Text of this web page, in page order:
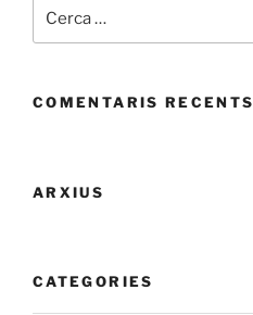
COMENTARIS RECENTS
ARXIUS
CATEGORIES